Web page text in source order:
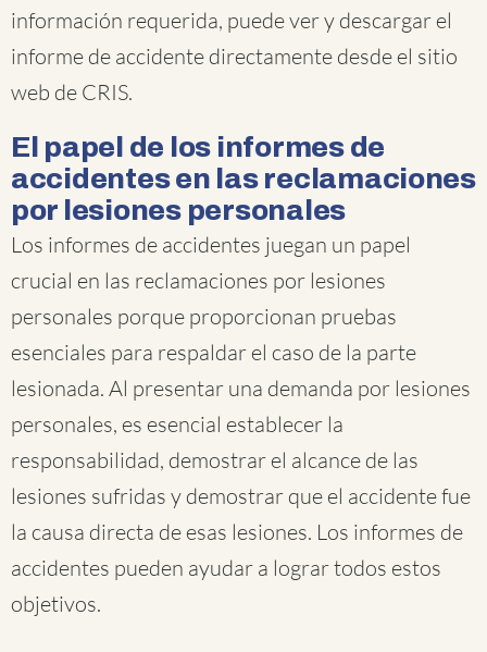
información requerida, puede ver y descargar el
informe de accidente directamente desde el sitio
web de CRIS.
El papel de los informes de
accidentes en las reclamaciones
por lesiones personales
Los informes de accidentes juegan un papel
crucial en las reclamaciones por lesiones
personales porque proporcionan pruebas
esenciales para respaldar el caso de la parte
lesionada. Al presentar una demanda por lesiones
personales, es esencial establecer la
responsabilidad, demostrar el alcance de las
lesiones sufridas y demostrar que el accidente fue
la causa directa de esas lesiones. Los informes de
accidentes pueden ayudar a lograr todos estos
objetivos.